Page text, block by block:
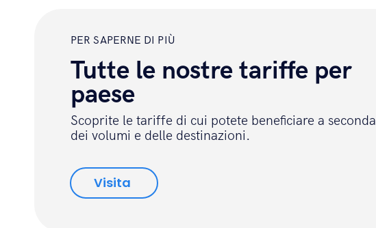
PER SAPERNE DI PIÙ
Tutte le nostre tariffe per
paese
Scoprite le tariffe di cui potete beneficiare a seconda
dei volumi e delle destinazioni.
Visita